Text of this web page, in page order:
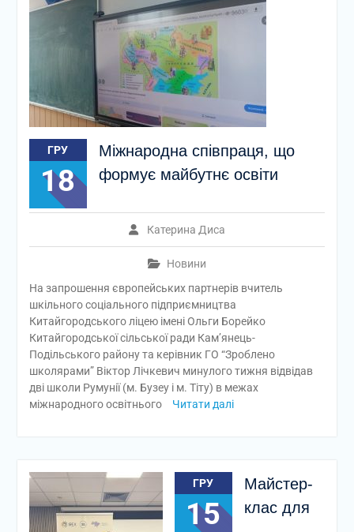
ГРУ
18
Міжнародна співпраця, що
формує майбутнє освіти
Катерина Диса
Новини
На запрошення європейських партнерів вчитель
шкільного соціального підприємництва
Китайгородського ліцею імені Ольги Борейко
Китайгородської сільської ради Кам’янець-
Подільського району та керівник ГО “Зроблено
школярами” Віктор Лічкевич минулого тижня відвідав
дві школи Румунії (м. Бузеу і м. Тіту) в межах
міжнародного освітнього
Читати далі
ГРУ
15
Майстер-
клас для